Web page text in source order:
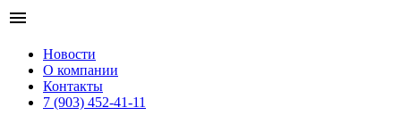
menu
Новости
О компании
Контакты
7 (903) 452-41-11